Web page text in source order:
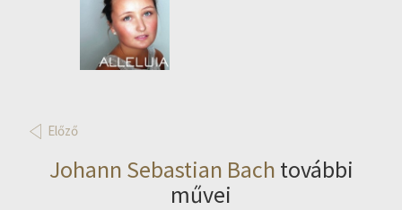
Előző
Johann Sebastian Bach további
művei